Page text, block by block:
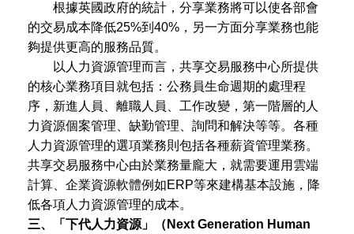
根據英國政府的統計，分享業務將可以使各部會
的交易成本降低25%到40%，另一方面分享業務也能
夠提供更高的服務品質。
以人力資源管理而言，共享交易服務中心所提供
的核心業務項目就包括：公務員生命週期的處理程
序，新進人員、離職人員、工作改變，第一階層的人
力資源個案管理、缺勤管理、詢問和解決等等。各種
人力資源管理的選項業務則包括各種薪資管理業務。
共享交易服務中心由於業務量龐大，就需要運用雲端
計算、企業資源軟體例如ERP等來建構基本設施，降
低各項人力資源管理的成本。
三、「下代人力資源」（Next Generation Human